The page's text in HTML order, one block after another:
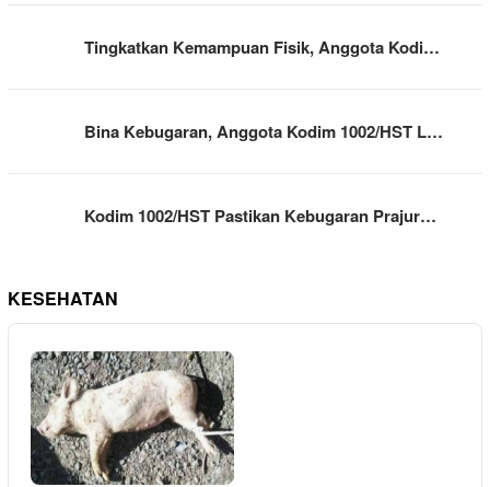
Tingkatkan Kemampuan Fisik, Anggota Kodi…
Bina Kebugaran, Anggota Kodim 1002/HST L…
Kodim 1002/HST Pastikan Kebugaran Prajur…
KESEHATAN